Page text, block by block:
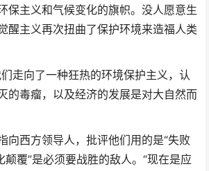
保主义和气候变化的旗帜。没人愿意生
醒主义再次扭曲了保护环境来造福人类
走向了一种狂热的环境保护主义，认
的毒瘤，以及经济的发展是对大自然而
向西方领导人，批评他们用的是“失败
颠覆”是必须要战胜的敌人。“现在是应